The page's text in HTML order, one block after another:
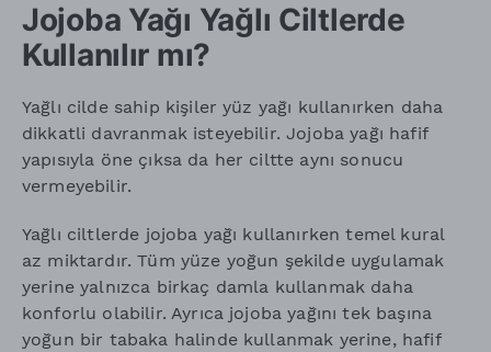
Jojoba Yağı Yağlı Ciltlerde
Kullanılır mı?
Yağlı cilde sahip kişiler yüz yağı kullanırken daha
dikkatli davranmak isteyebilir. Jojoba yağı hafif
yapısıyla öne çıksa da her ciltte aynı sonucu
vermeyebilir.
Yağlı ciltlerde jojoba yağı kullanırken temel kural
az miktardır. Tüm yüze yoğun şekilde uygulamak
yerine yalnızca birkaç damla kullanmak daha
konforlu olabilir. Ayrıca jojoba yağını tek başına
yoğun bir tabaka halinde kullanmak yerine, hafif